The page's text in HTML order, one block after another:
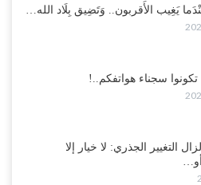
يَغِيب الأَقربون.. وَتَضِيق بِلَاد الله…
تكونوا سجناء هواتفكم..!
التغيير الجذري: لا خيار إلا